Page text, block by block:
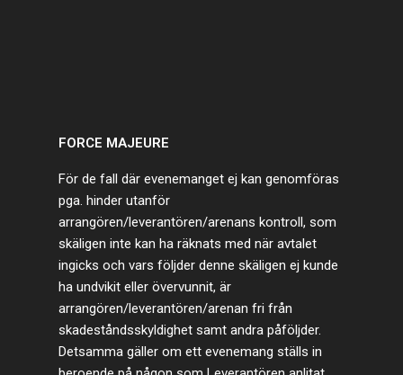
FORCE MAJEURE
För de fall där evenemanget ej kan genomföras
pga. hinder utanför
arrangören/leverantören/arenans kontroll, som
skäligen inte kan ha räknats med när avtalet
ingicks och vars följder denne skäligen ej kunde
ha undvikit eller övervunnit, är
arrangören/leverantören/arenan fri från
skadeståndsskyldighet samt andra påföljder.
Detsamma gäller om ett evenemang ställs in